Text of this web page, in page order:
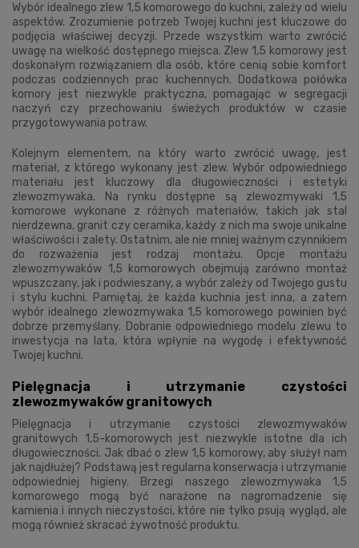
Wybór idealnego zlew 1,5 komorowego do kuchni, zależy od wielu
aspektów. Zrozumienie potrzeb Twojej kuchni jest kluczowe do
podjęcia właściwej decyzji. Przede wszystkim warto zwrócić
uwagę na wielkość dostępnego miejsca. Zlew 1,5 komorowy jest
doskonałym rozwiązaniem dla osób, które cenią sobie komfort
podczas codziennych prac kuchennych. Dodatkowa połówka
komory jest niezwykle praktyczna, pomagając w segregacji
naczyń czy przechowaniu świeżych produktów w czasie
przygotowywania potraw.
Kolejnym elementem, na który warto zwrócić uwagę, jest
materiał, z którego wykonany jest zlew. Wybór odpowiedniego
materiału jest kluczowy dla długowieczności i estetyki
zlewozmywaka. Na rynku dostępne są zlewozmywaki 1,5
komorowe wykonane z różnych materiałów, takich jak stal
nierdzewna, granit czy ceramika, każdy z nich ma swoje unikalne
właściwości i zalety. Ostatnim, ale nie mniej ważnym czynnikiem
do rozważenia jest rodzaj montażu. Opcje montażu
zlewozmywaków 1,5 komorowych obejmują zarówno montaż
wpuszczany, jak i podwieszany, a wybór zależy od Twojego gustu
i stylu kuchni. Pamiętaj, że każda kuchnia jest inna, a zatem
wybór idealnego zlewozmywaka 1,5 komorowego powinien być
dobrze przemyślany. Dobranie odpowiedniego modelu zlewu to
inwestycja na lata, która wpłynie na wygodę i efektywność
Twojej kuchni.
Pielęgnacja i utrzymanie czystości
zlewozmywaków granitowych
Pielęgnacja i utrzymanie czystości zlewozmywaków
granitowych 1,5-komorowych jest niezwykle istotne dla ich
długowieczności. Jak dbać o zlew 1,5 komorowy, aby służył nam
jak najdłużej? Podstawą jest regularna konserwacja i utrzymanie
odpowiedniej higieny. Brzegi naszego zlewozmywaka 1,5
komorowego mogą być narażone na nagromadzenie się
kamienia i innych nieczystości, które nie tylko psują wygląd, ale
mogą również skracać żywotność produktu.